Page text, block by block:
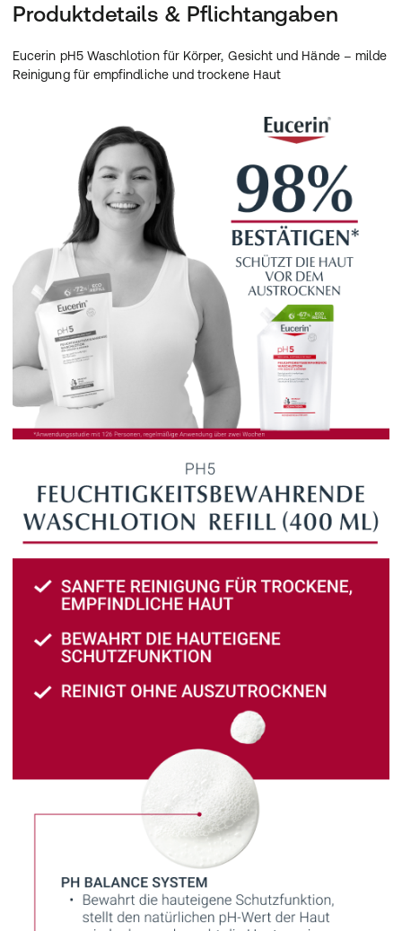
Produktdetails & Pflichtangaben
Eucerin pH5 Waschlotion für Körper, Gesicht und Hände – milde
Reinigung für empfindliche und trockene Haut